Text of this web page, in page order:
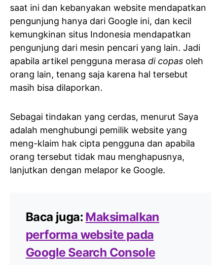
saat ini dan kebanyakan website mendapatkan
pengunjung hanya dari Google ini, dan kecil
kemungkinan situs Indonesia mendapatkan
pengunjung dari mesin pencari yang lain. Jadi
apabila artikel pengguna merasa di copas oleh
orang lain, tenang saja karena hal tersebut
masih bisa dilaporkan.
Sebagai tindakan yang cerdas, menurut Saya
adalah menghubungi pemilik website yang
meng-klaim hak cipta pengguna dan apabila
orang tersebut tidak mau menghapusnya,
lanjutkan dengan melapor ke Google.
Baca juga: Maksimalkan
performa website pada
Google Search Console